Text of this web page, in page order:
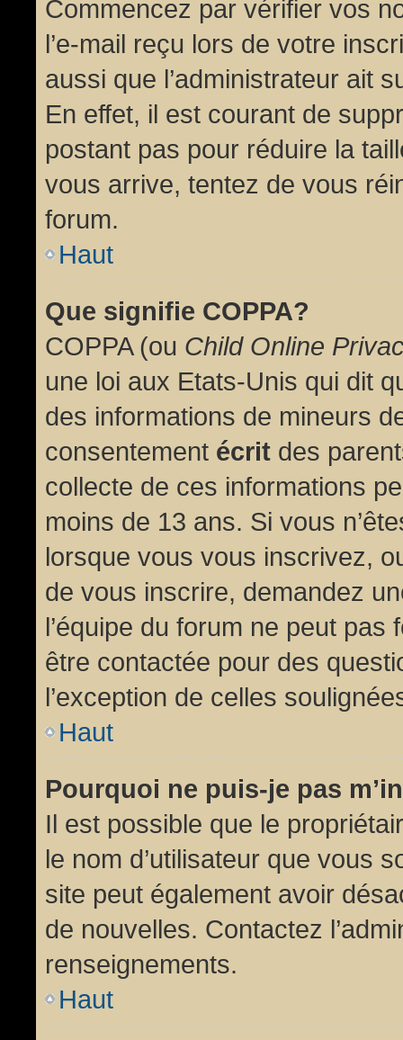
Commencez par vérifier vos
l’e-mail reçu lors de votre
aussi que l’administrateur ait
En effet, il est courant de
postant pas pour réduire la
vous arrive, tentez de vous
forum.
Haut
Que signifie COPPA?
COPPA (ou Child Online
une loi aux Etats-Unis qui dit
des informations de mineurs
consentement écrit des
collecte de ces informations
moins de 13 ans. Si vous
lorsque vous vous inscrivez,
de vous inscrire, demandez
l’équipe du forum ne peut
être contactée pour des
l’exception de celles
Haut
Pourquoi ne puis-je pas
Il est possible que le
le nom d’utilisateur que vous
site peut également avoir
de nouvelles. Contactez
renseignements.
Haut